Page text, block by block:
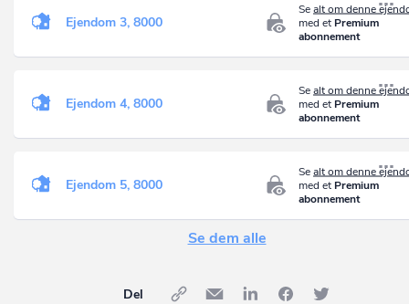
Sealt om denne
med et Premium
abonnement
Ejendom 3, 8000
Sealt om denne
med et Premium
abonnement
Ejendom 4, 8000
Sealt om denne
med et Premium
abonnement
Ejendom 5, 8000
Se dem alle
Del